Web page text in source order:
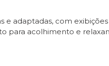
e adaptadas, com
para acolhimento e